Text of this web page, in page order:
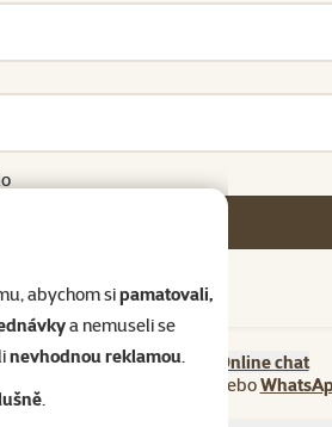
abychom sipamatovali,
a nemuseli se
nevhodnou reklamou.
.
180
Online chat
nebo